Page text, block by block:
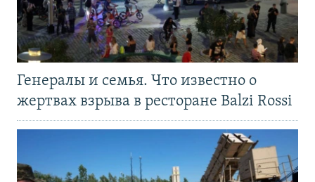
Генералы и семья. Что известно о
жертвах взрыва в ресторане Balzi Rossi